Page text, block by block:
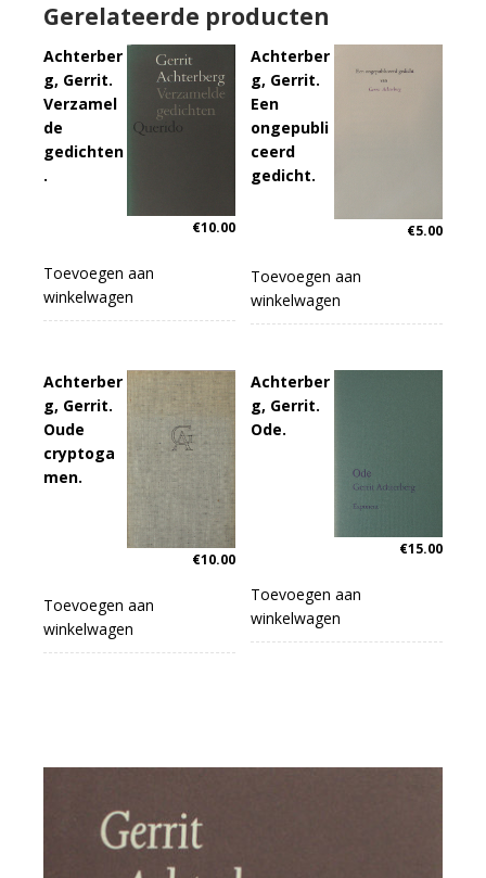
Gerelateerde producten
Achterber
g, Gerrit.
Verzamel
de
gedichten
.
€10.00
Toevoegen aan
winkelwagen
Achterber
g, Gerrit.
Een
ongepubli
ceerd
gedicht.
€5.00
Toevoegen aan
winkelwagen
Achterber
g, Gerrit.
Oude
cryptoga
men.
€10.00
Toevoegen aan
winkelwagen
Achterber
g, Gerrit.
Ode.
€15.00
Toevoegen aan
winkelwagen